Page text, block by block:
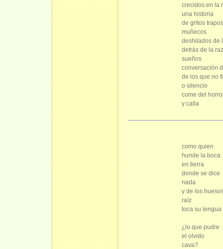
crecidos en la
una historia
de gritos trapos
muñecos
deshilados de
detrás de la
sueños
conversación
de los que no
o silencio
come del
y calla
como quien
hunde la boca
en tierra
donde se dice
nada
y de los
raíz
toca su lengua
¿lo que pudre
el olvido
cava?